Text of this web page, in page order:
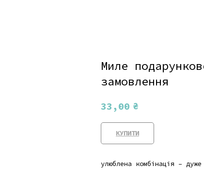
Миле
замовлення
33,00 ₴
КУПИТИ
улюблена комбінація –